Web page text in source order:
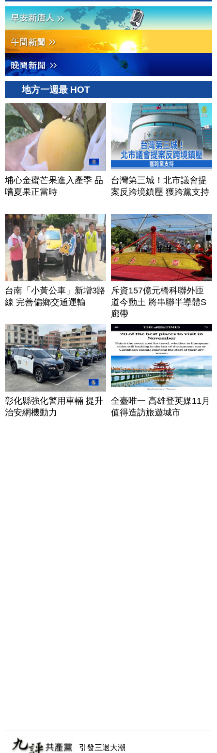
地方一週最 HOT
埔心金蜜芒果進入產季 品
嚐夏果正當時
台灣第三城！北市議會提
案反跨境鎮壓 獲跨黨支持
台南「小黃公車」新增3路
線 完善偏鄉交通運輸
斥資157億元橋科聯外匝
道今動土 將串聯半導體S
廊帶
彰化縣強化警用車輛 提升
治安網機動力
全臺唯一 高雄登英媒11月
值得造訪旅遊城市
引發三退大潮